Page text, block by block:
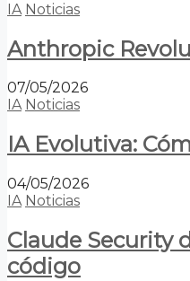
IA Noticias
Anthropic
07/05/2026
IA Noticias
IA Evolutiva:
04/05/2026
IA Noticias
Claude Security
código